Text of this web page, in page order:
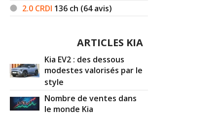
2.0 CRDI 136 ch (64 avis)
ARTICLES KIA
Kia EV2 : des dessous
modestes valorisés par le
style
Nombre de ventes dans
le monde Kia